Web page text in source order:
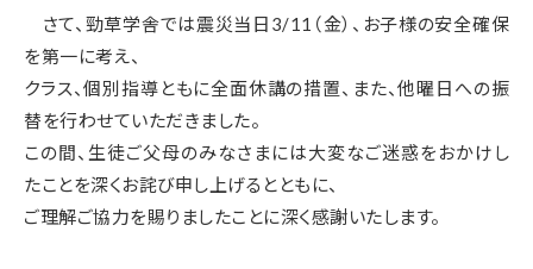
さて、勁草学舎では震災当日3/11（金）、お子様の安全確保
を第一に考え、
クラス、個別指導ともに全面休講の措置、また、他曜日への振
替を行わせていただきました。
この間、生徒ご父母のみなさまには大変なご迷惑をおかけし
たことを深くお詫び申し上げるとともに、
ご理解ご協力を賜りましたことに深く感謝いたします。